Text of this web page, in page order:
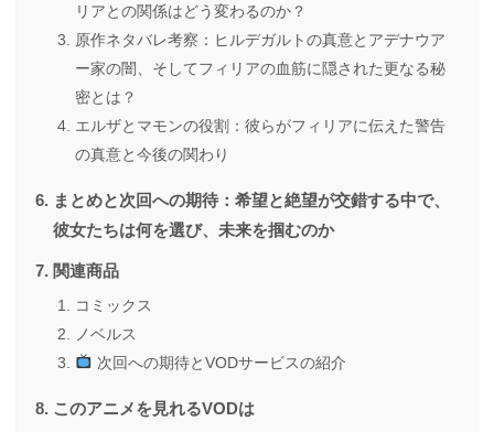
リアとの関係はどう変わるのか？
原作ネタバレ考察：ヒルデガルトの真意とアデナウア
ー家の闇、そしてフィリアの血筋に隠された更なる秘
密とは？
エルザとマモンの役割：彼らがフィリアに伝えた警告
の真意と今後の関わり
まとめと次回への期待：希望と絶望が交錯する中で、
彼女たちは何を選び、未来を掴むのか
関連商品
コミックス
ノベルス
次回への期待とVODサービスの紹介
このアニメを見れるVODは